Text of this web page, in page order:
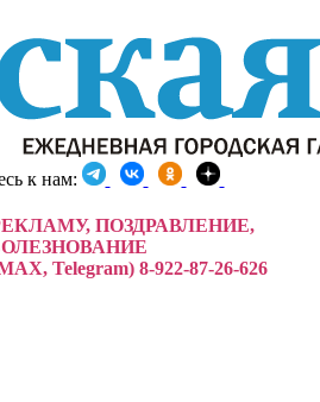
к нам:
ПОЗДРАВЛЕНИЕ,
Telegram) 8-922-87-26-626